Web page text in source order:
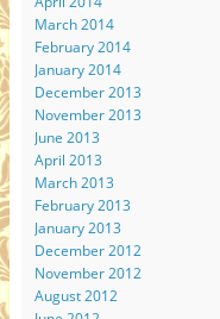
March 2014
February 2014
January 2014
December 2013
November 2013
June 2013
April 2013
March 2013
February 2013
January 2013
December 2012
November 2012
August 2012